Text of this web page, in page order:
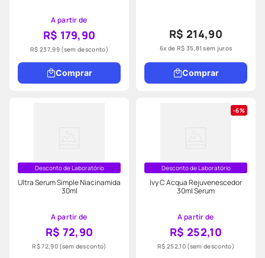
A partir de
R$ 179,90
R$ 237,99 (sem desconto)
Comprar
R$ 214,90
6x de R$ 35,81 sem juros
Comprar
Desconto de Laboratório
Ultra Serum Simple Niacinamida
30ml
A partir de
R$ 72,90
R$ 72,90(sem desconto)
6%
Desconto de Laboratório
Ivy C Acqua Rejuvenescedor
30ml Serum
A partir de
R$ 252,10
R$ 252,10 (sem desconto)